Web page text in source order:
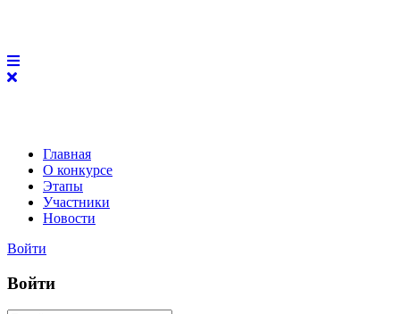
Главная
О конкурсе
Этапы
Участники
Новости
Войти
Войти